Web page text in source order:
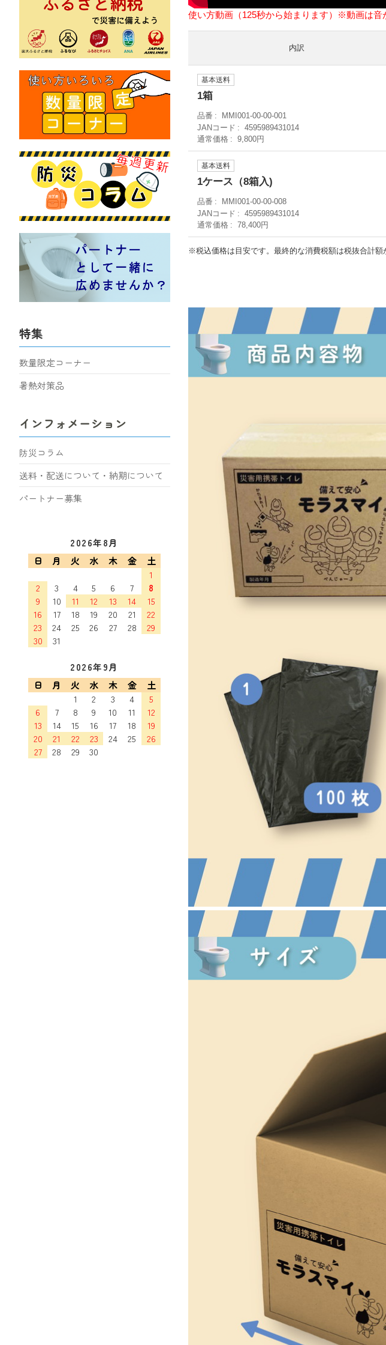
使い方動画（125秒から始まります）※動画は音
内訳
基本送料
1箱
品番
MMI001-00-00-001
JANコード
4595989431014
通常価格
9,800円
基本送料
1ケース（8箱入)
品番
MMI001-00-00-008
JANコード
4595989431014
通常価格
78,400円
※税込価格は目安です。最終的な消費税額は税抜合計額
特集
数量限定コーナー
暑熱対策品
インフォメーション
防災コラム
送料・配送について・納期について
パートナー募集
2026年8月
日
月 火 水 木 金
土
1
2
3 4 5 6 7
8
9
10 11 12 13 14
15
16
17 18 19 20 21
22
23
24 25 26 27 28
29
30
31
2026年9月
日
月 火 水 木 金
土
1
2 3 4
5
6
7 8 9 10 11
12
13
14 15 16 17 18
19
20
21 22 23 24 25
26
27
28 29 30